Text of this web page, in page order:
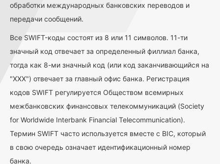
обработки международных банковских переводов и
передачи сообщений.
Все SWIFT-коды состоят из 8 или 11 символов. 11-ти
значный код отвечает за определенный филлиал банка,
тогда как 8-ми значный код (или код заканчивающийся на
"ХХХ") отвечает за главный офис банка. Регистрация
кодов SWIFT регулируется Обществом всемирных
межбанковских финансовых телекоммуникаций (Society
for Worldwide Interbank Financial Telecommunication).
Термин SWIFT часто используется вместе с BIC, который
в свою очередь означает идентификационный номер
банка.